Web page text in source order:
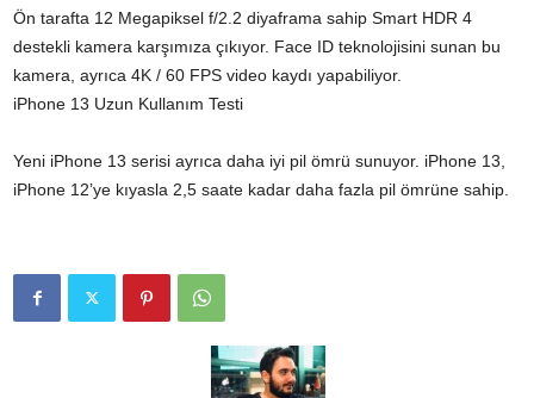
Ön tarafta 12 Megapiksel f/2.2 diyaframa sahip Smart HDR 4
destekli kamera karşımıza çıkıyor. Face ID teknolojisini sunan bu
kamera, ayrıca 4K / 60 FPS video kaydı yapabiliyor.
iPhone 13 Uzun Kullanım Testi
Yeni iPhone 13 serisi ayrıca daha iyi pil ömrü sunuyor. iPhone 13,
iPhone 12’ye kıyasla 2,5 saate kadar daha fazla pil ömrüne sahip.